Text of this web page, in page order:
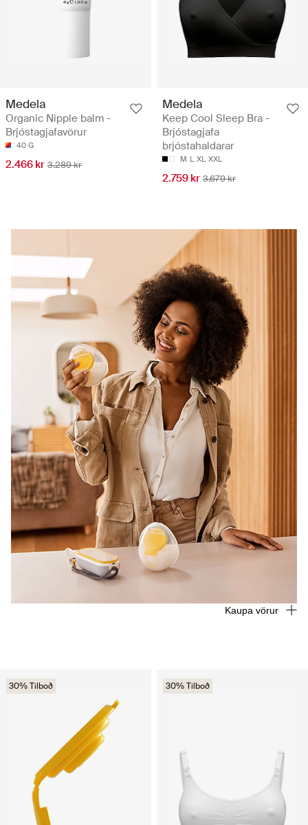
Medela
Organic Nipple balm -
Brjóstagjafavörur
40 G
2.466 kr 3.289 kr
Medela
Keep Cool Sleep Bra -
Brjóstagjafa
brjóstahaldarar
M L XL XXL
2.759 kr 3.679 kr
30% Tilboð 30% Tilboð
Kaupa vörur